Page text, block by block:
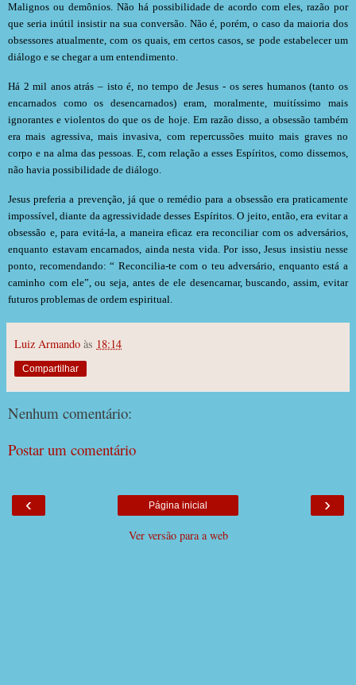
Malignos ou demônios. Não há possibilidade de acordo com eles, razão por
que seria inútil insistir na sua conversão. Não é, porém, o caso da maioria dos
obsessores atualmente, com os quais, em certos casos, se pode estabelecer um
diálogo e se chegar a um entendimento.
Há 2 mil anos atrás – isto é, no tempo de Jesus - os seres humanos (tanto os
encarnados como os desencarnados) eram, moralmente, muitíssimo mais
ignorantes e violentos do que os de hoje. Em razão disso, a obsessão também
era mais agressiva, mais invasiva, com repercussões muito mais graves no
corpo e na alma das pessoas. E, com relação a esses Espíritos, como dissemos,
não havia possibilidade de diálogo.
Jesus preferia a prevenção, já que o remédio para a obsessão era praticamente
impossível, diante da agressividade desses Espíritos. O jeito, então, era evitar a
obsessão e, para evitá-la, a maneira eficaz era reconciliar com os adversários,
enquanto estavam encarnados, ainda nesta vida. Por isso, Jesus insistiu nesse
ponto, recomendando: “ Reconcilia-te com o teu adversário, enquanto está a
caminho com ele”, ou seja, antes de ele desencarnar, buscando, assim, evitar
futuros problemas de ordem espiritual.
Luiz Armando às 18:14
Compartilhar
Nenhum comentário:
Postar um comentário
‹ ›
Página inicial
Ver versão para a web